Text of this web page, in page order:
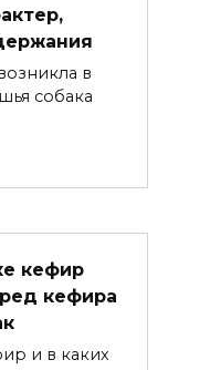
в
собака
кефир
кефира
и в каких